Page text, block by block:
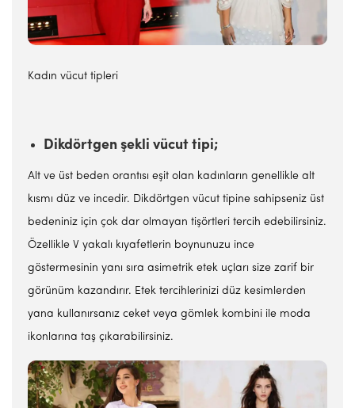
Kadın vücut tipleri
Dikdörtgen şekli vücut tipi;
Alt ve üst beden orantısı eşit olan kadınların genellikle alt
kısmı düz ve incedir. Dikdörtgen vücut tipine sahipseniz üst
bedeniniz için çok dar olmayan tişörtleri tercih edebilirsiniz.
Özellikle V yakalı kıyafetlerin boynunuzu ince
göstermesinin yanı sıra asimetrik etek uçları size zarif bir
görünüm kazandırır. Etek tercihlerinizi düz kesimlerden
yana kullanırsanız ceket veya gömlek kombini ile moda
ikonlarına taş çıkarabilirsiniz.